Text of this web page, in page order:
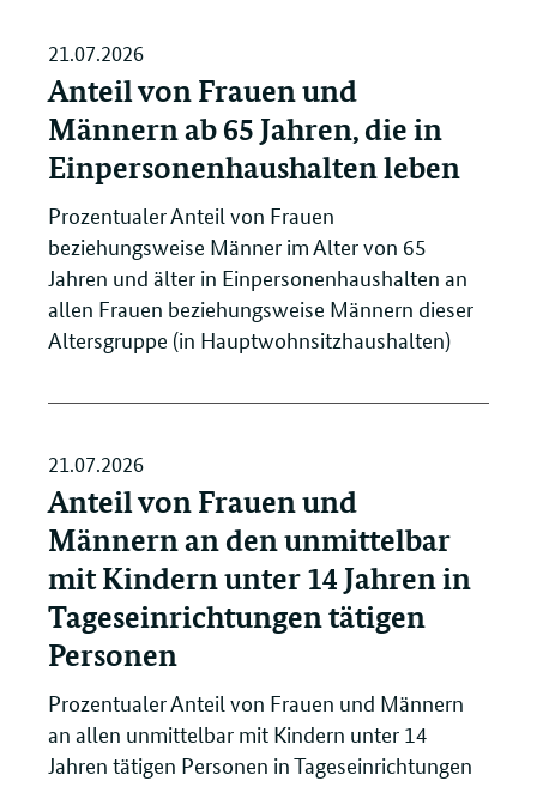
21.07.2026
Anteil von Frauen und
Männern ab 65 Jahren, die in
Einpersonenhaushalten leben
Prozentualer Anteil von Frauen
beziehungsweise Männer im Alter von 65
Jahren und älter in Einpersonenhaushalten an
allen Frauen beziehungsweise Männern dieser
Altersgruppe (in Hauptwohnsitzhaushalten)
21.07.2026
Anteil von Frauen und
Männern an den unmittelbar
mit Kindern unter 14 Jahren in
Tageseinrichtungen tätigen
Personen
Prozentualer Anteil von Frauen und Männern
an allen unmittelbar mit Kindern unter 14
Jahren tätigen Personen in Tageseinrichtungen